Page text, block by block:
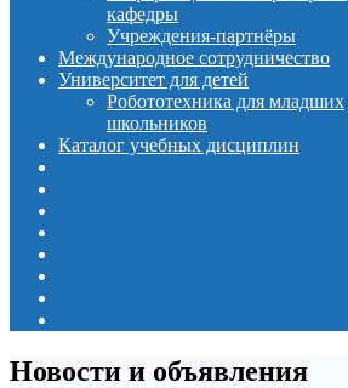
кафедры
Учреждения-партнёры
Международное сотрудничество
Университет для детей
Робототехника для младших
школьников
Каталог учебных дисциплин
Новости и объявления